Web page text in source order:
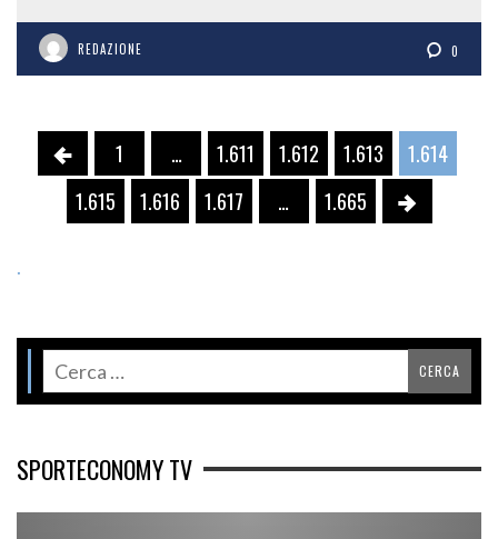
REDAZIONE 0
1 … 1.611 1.612 1.613
1.614
1.615
1.616 1.617 … 1.665
.
SPORTECONOMY TV